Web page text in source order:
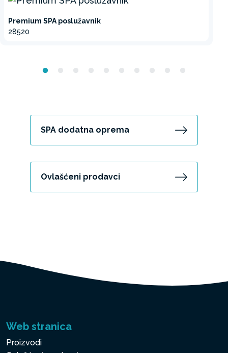
Premium SPA poslužavnik
28520
SPA dodatna oprema
Ovlašćeni prodavci
Web stranica
Proizvodi